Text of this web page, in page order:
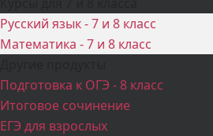
Русский язык - 7 и 8 класс
Математика - 7 и 8 класс
Подготовка к ОГЭ - 8 класс
Итоговое сочинение
ЕГЭ для взрослых